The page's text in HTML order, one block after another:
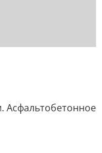
Асфальтобетонное